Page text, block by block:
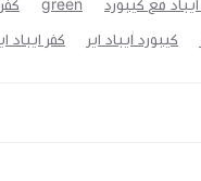
مع كيبورد green
كيبورد ايباد اير كفر ايباد